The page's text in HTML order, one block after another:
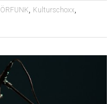
, Kulturschoxx,